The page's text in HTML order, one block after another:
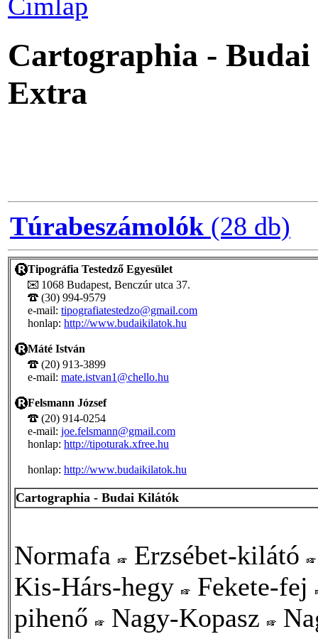
Cartographia -
Extra
Túrabeszámolók (28 db)
Tipográfia Testedző Egyesület
1068 Budapest, Benczúr utca 37.
(30) 994-9579
e-mail: tipografiatestedzo@gmail.com
honlap: http://www.budaikilatok.hu
Máté István
(20) 913-3899
e-mail: mate.istvan1@chello.hu
Felsmann József
(20) 914-0254
e-mail: joe.felsmann@gmail.com
honlap: http://tipoturak.xfree.hu
honlap: http://www.budaikilatok.hu
Cartographia - Budai Kilátók
Normafa Erzsébet-kilátó
Kis-Hárs-hegy
Fekete-fej
pihenő
Nagy-Kopasz